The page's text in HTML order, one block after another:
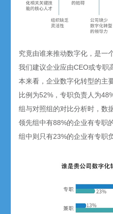
究竟由谁来推动数字化，是一
我们建议企业应由CEO或专职
本来看，企业数字化转型的主
比例为52%，专职负责人为
组与对照组的对比分析时，数
领先组中有88%的企业有专职
组中则只有23%的企业有专职